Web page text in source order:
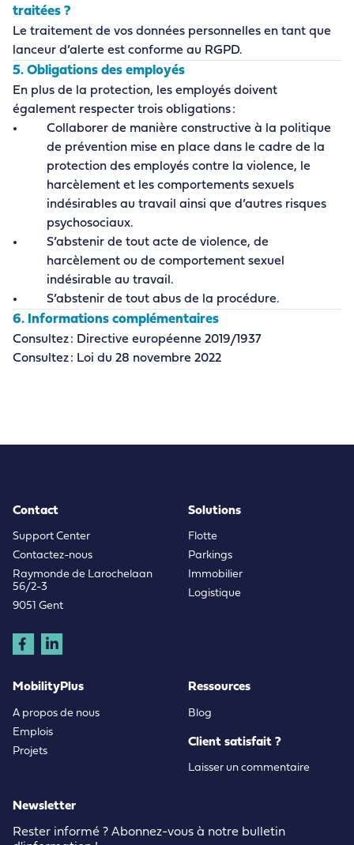
traitées ?
Le traitement de vos données personnelles en tant que
lanceur d’alerte est conforme au RGPD.
5. Obligations des employés
En plus de la protection, les employés doivent
également respecter trois obligations :
Collaborer de manière constructive à la politique
de prévention mise en place dans le cadre de la
protection des employés contre la violence, le
harcèlement et les comportements sexuels
indésirables au travail ainsi que d’autres risques
psychosociaux.
S’abstenir de tout acte de violence, de
harcèlement ou de comportement sexuel
indésirable au travail.
S’abstenir de tout abus de la procédure.
6. Informations complémentaires
Consultez : Directive européenne 2019/1937
Consultez : Loi du 28 novembre 2022
Contact
Support Center
Contactez-nous
Raymonde de Larochelaan
56/2-3
9051 Gent
Solutions
Flotte
Parkings
Immobilier
Logistique
MobilityPlus
A propos de nous
Emplois
Projets
Ressources
Blog
Client satisfait ?
Laisser un commentaire
Newsletter
Rester informé ? Abonnez-vous à notre bulletin